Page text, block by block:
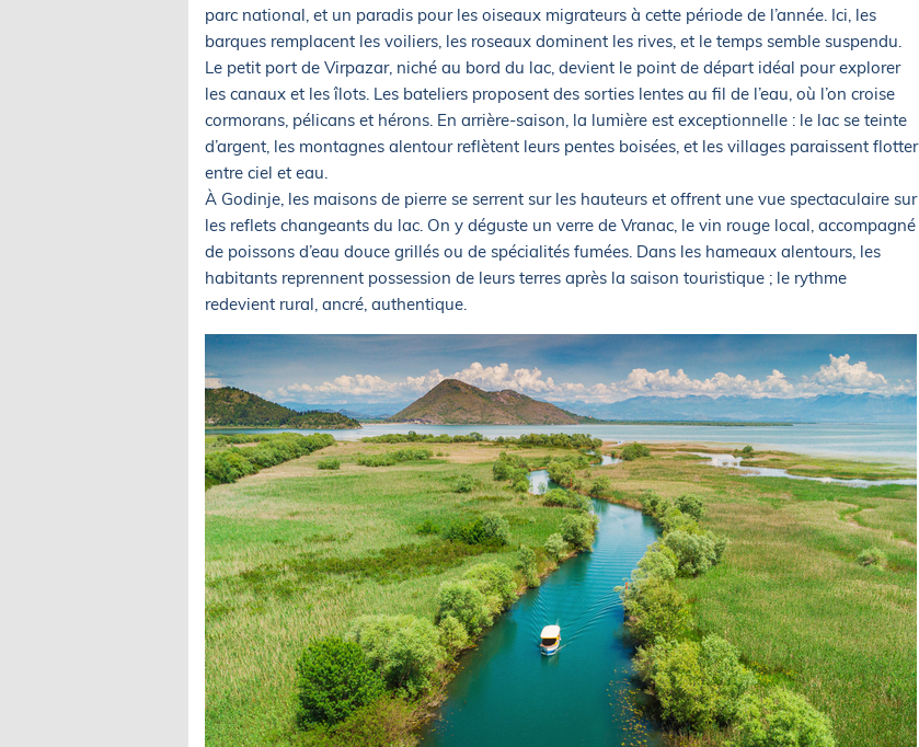
parc national, et un paradis pour les oiseaux migrateurs à cette période de l’année. Ici, les
barques remplacent les voiliers, les roseaux dominent les rives, et le temps semble suspendu.
Le petit port de Virpazar, niché au bord du lac, devient le point de départ idéal pour explorer
les canaux et les îlots. Les bateliers proposent des sorties lentes au fil de l’eau, où l’on croise
cormorans, pélicans et hérons. En arrière-saison, la lumière est exceptionnelle : le lac se teinte
d’argent, les montagnes alentour reflètent leurs pentes boisées, et les villages paraissent flotter
entre ciel et eau.
À Godinje, les maisons de pierre se serrent sur les hauteurs et offrent une vue spectaculaire sur
les reflets changeants du lac. On y déguste un verre de Vranac, le vin rouge local, accompagné
de poissons d’eau douce grillés ou de spécialités fumées. Dans les hameaux alentours, les
habitants reprennent possession de leurs terres après la saison touristique ; le rythme
redevient rural, ancré, authentique.